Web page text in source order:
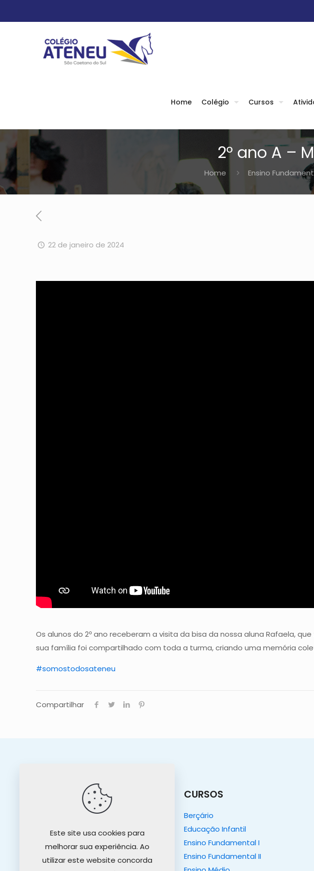
Home Colégio Cursos
2º ano A –
Home Ensino
22 de janeiro de 2024
Os alunos do 2º ano receberam a visita da bisa da nossa aluna Rafaela,
sua família foi compartilhado com toda a turma, criando uma memória
#somostodosateneu
Compartilhar
O COLÉGIO
Nosso Propósito
Projeto Educativo
Tour Virtual
CURSOS
Berçário
Educação Infantil
Ensino Fundamental I
Ensino Fundamental II
Este site usa cookies para
melhorar sua experiência. Ao
utilizar este website concorda